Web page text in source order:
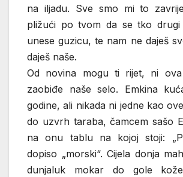
na iljadu. Sve smo mi to
pližući po tvom da se tko
unese guzicu, te nam ne daješ
daješ naše.
Od novina mogu ti rijet, ni
zaobiđe naše selo. Emkina
godine, ali nikada ni jedne kao
do uzvrh taraba, čamcem sašo
na onu tablu na kojoj stoji:
dopiso „morski“. Cijela donja
dunjaluk mokar do gole